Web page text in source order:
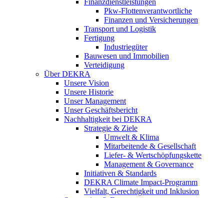
Pkw‑Flottenverantwortliche
Finanzen und Versicherungen
Transport und Logistik
Fertigung
Industriegüter
Bauwesen und Immobilien
Verteidigung
Über DEKRA
Unsere Vision
Unsere Historie
Unser Management
Unser Geschäftsbericht
Nachhaltigkeit bei DEKRA
Strategie & Ziele
Umwelt & Klima
Mitarbeitende & Gesellschaft
Liefer- & Wertschöpfungskette
Management & Governance
Initiativen & Standards
DEKRA Climate Impact-Programm
Vielfalt, Gerechtigkeit und Inklusion​